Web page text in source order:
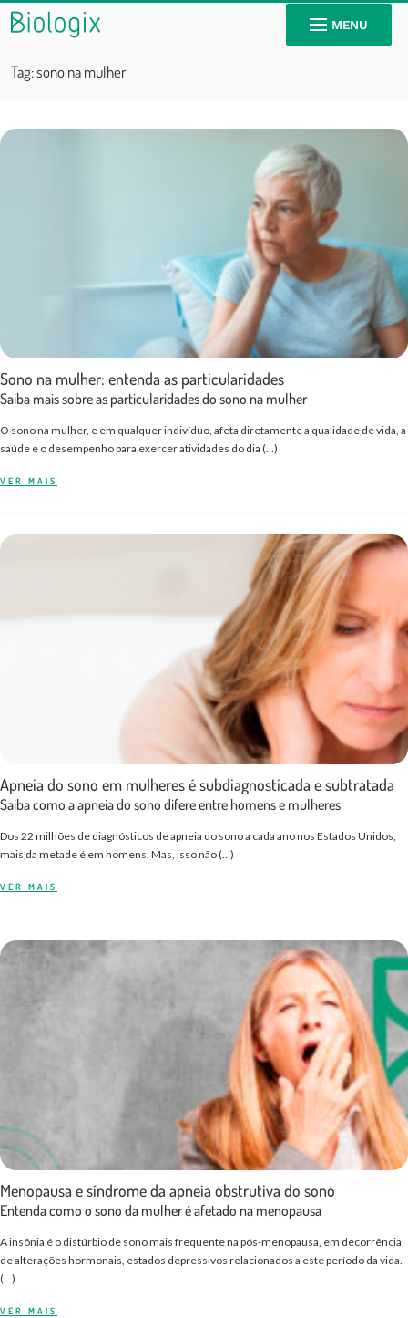
MENU
Tag:sono na mulher
Sono na mulher: entenda as particularidades
Saiba mais sobre as particularidades do sono na mulher
O sono na mulher, e em qualquer indivíduo, afeta diretamente a qualidade de vida, a
saúde e o desempenho para exercer atividades do dia (…)
VER MAIS
Apneia do sono em mulheres é subdiagnosticada e subtratada
Saiba como a apneia do sono difere entre homens e mulheres
Dos 22 milhões de diagnósticos de apneia do sono a cada ano nos Estados Unidos,
mais da metade é em homens. Mas, isso não (…)
VER MAIS
Menopausa e síndrome da apneia obstrutiva do sono
Entenda como o sono da mulher é afetado na menopausa
A insônia é o distúrbio de sono mais frequente na pós-menopausa, em decorrência
de alterações hormonais, estados depressivos relacionados a este período da vida.
(…)
VER MAIS